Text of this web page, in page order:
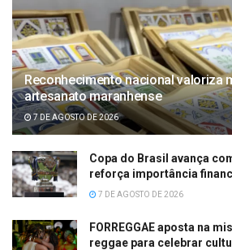
Reconhecimento nacional valoriza
artesanato maranhense
7 DE AGOSTO DE 2026
Copa do Brasil avança
reforça importância
7 DE AGOSTO DE 2026
FORREGGAE aposta na
reggae para celebrar